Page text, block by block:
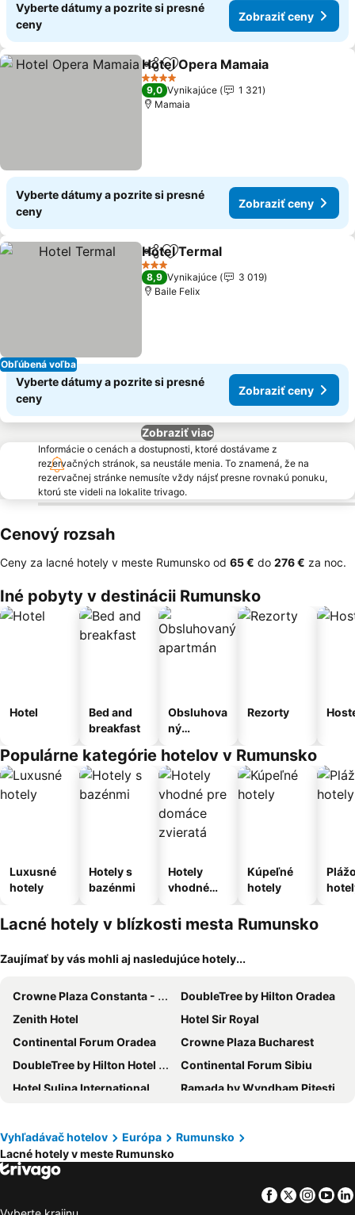
Vyberte dátumy a pozrite si presné
ceny
Zobraziť ceny
ZdieľaťPridať do obľúbených
Hotel Opera Mamaia
4 Počet hviezdičiek
9,0 Vynikajúce
1 321
Mamaia
Vyberte dátumy a pozrite si presné
ceny
Zobraziť ceny
Obľúbená voľba
ZdieľaťPridať do obľúbených
Hotel Termal
3 Počet hviezdičiek
8,9 Vynikajúce
3 019
Baile Felix
Vyberte dátumy a pozrite si presné
ceny
Zobraziť ceny
Zobraziť viac
Informácie o cenách a dostupnosti, ktoré dostávame z
rezervačných stránok, sa neustále menia. To znamená, že na
rezervačnej stránke nemusíte vždy nájsť presne rovnakú ponuku,
ktorú ste videli na lokalite trivago.
Cenový rozsah
Ceny za lacné hotely v meste Rumunsko od ‎65 € do ‎276 € za noc.
Iné pobyty v destinácii Rumunsko
Hotel
Bed and
breakfast
Obsluhova
ný
Rezorty
Populárne kategórie hotelov v Rumunsko
Luxusné
hotely
Hotely s
bazénmi
Hotely
vhodné
domáce
zvieratá
Kúpeľné
hotely
Lacné hotely v blízkosti mesta Rumunsko
Zaujímať by vás mohli aj nasledujúce hotely...
Crowne Plaza Constanta - Mamaia Beach By Ihg
DoubleTree by Hilton Oradea
Zenith Hotel
Hotel Sir Royal
Continental Forum Oradea
Crowne Plaza Bucharest
DoubleTree by Hilton Hotel Sighisoara - Cavaler
Continental Forum Sibiu
Hotel Sulina International
Ramada by Wyndham Pitesti
Hotel Condor
Splendid Conference & Spa Hotel – Adults Only
Carnival City Hotel Oradea
Complex Mediteranean Mamaia
Ramada by Wyndham Oradea
Vyhľadávač hotelov Európa
Rumunsko
Lacné hotely v meste Rumunsko
Facebook
Twitter